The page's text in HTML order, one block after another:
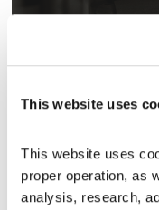
This website uses
This website uses
proper operation, as
analysis, research,
לבדוק איך מתבוננת
לסייע להתמודדות עימן